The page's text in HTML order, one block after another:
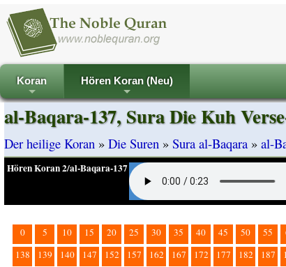
+
Koran
+
Hören Koran (Neu)
al-Baqara-137, Sura Die Kuh
Der heilige Koran » Die Suren » Sura al-Baqara » al-
Hören Koran 2/al-Baqara-137
0 5 10 15 20 25 30 35 40 45 50 55
138 139 140 147 152 157 162 167 172 177 182 187